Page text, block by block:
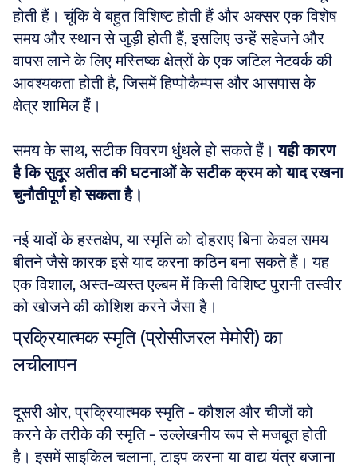
होती हैं। चूंकि वे बहुत विशिष्ट होती हैं और अक्सर एक विशेष
समय और स्थान से जुड़ी होती हैं, इसलिए उन्हें सहेजने और
वापस लाने के लिए मस्तिष्क क्षेत्रों के एक जटिल नेटवर्क की
आवश्यकता होती है, जिसमें हिप्पोकैम्पस और आसपास के
क्षेत्र शामिल हैं।
समय के साथ, सटीक विवरण धुंधले हो सकते हैं। यही कारण
है कि सुदूर अतीत की घटनाओं के सटीक क्रम को याद रखना
चुनौतीपूर्ण हो सकता है।
नई यादों के हस्तक्षेप, या स्मृति को दोहराए बिना केवल समय
बीतने जैसे कारक इसे याद करना कठिन बना सकते हैं। यह
एक विशाल, अस्त-व्यस्त एल्बम में किसी विशिष्ट पुरानी तस्वीर
को खोजने की कोशिश करने जैसा है।
प्रक्रियात्मक स्मृति (प्रोसीजरल मेमोरी) का
लचीलापन
दूसरी ओर, प्रक्रियात्मक स्मृति - कौशल और चीजों को
करने के तरीके की स्मृति - उल्लेखनीय रूप से मजबूत होती
है। इसमें साइकिल चलाना, टाइप करना या वाद्य यंत्र बजाना